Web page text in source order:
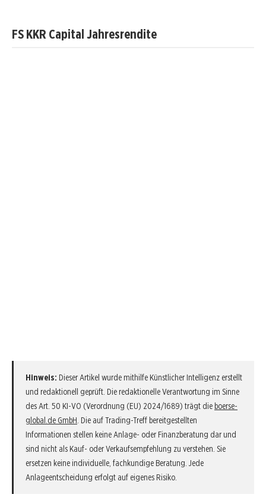
FS KKR Capital Jahresrendite
Hinweis: Dieser Artikel wurde mithilfe Künstlicher Intelligenz erstellt
und redaktionell geprüft. Die redaktionelle Verantwortung im Sinne
des Art. 50 KI-VO (Verordnung (EU) 2024/1689) trägt die boerse-
global.de GmbH . Die auf Trading-Treff bereitgestellten
Informationen stellen keine Anlage- oder Finanzberatung dar und
sind nicht als Kauf- oder Verkaufsempfehlung zu verstehen. Sie
ersetzen keine individuelle, fachkundige Beratung. Jede
Anlageentscheidung erfolgt auf eigenes Risiko.